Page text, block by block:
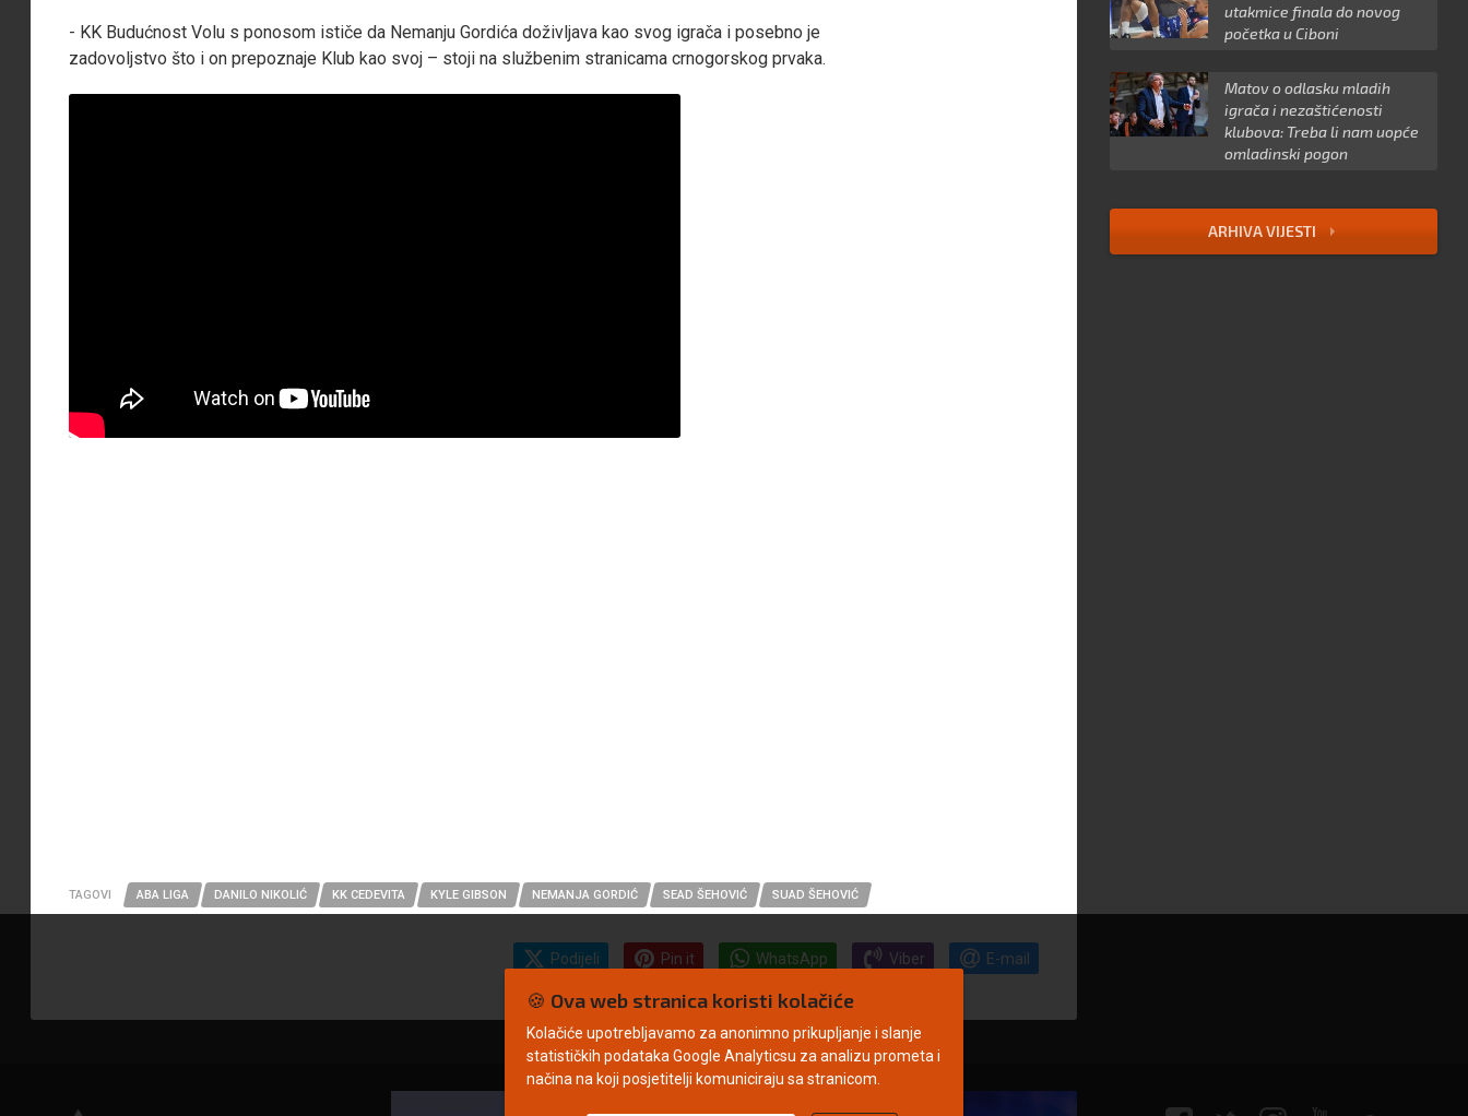
- KK Budućnost Volu s ponosom ističe da Nemanju Gordića doživljava kao svog igrača i posebno je
zadovoljstvo što i on prepoznaje Klub kao svoj – stoji na službenim stranicama crnogorskog prvaka.
TAGOVI ABA LIGA DANILO NIKOLIĆ KK CEDEVITA KYLE GIBSON NEMANJA GORDIĆ SEAD ŠEHOVIĆ SUAD ŠEHOVIĆ
Podijeli Pin it WhatsApp Viber E-mail
utakmice finala do novog
početka u Ciboni
Matov o odlasku mladih
igrača i nezaštićenosti
klubova: Treba li nam uopće
omladinski pogon
ARHIVA VIJESTI
🍪 Ova web stranica koristi kolačiće
Kolačiće upotrebljavamo za anonimno prikupljanje i slanje
statističkih podataka Google Analyticsu za analizu prometa i
načina na koji posjetitelji komuniciraju sa stranicom.